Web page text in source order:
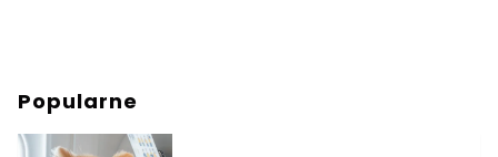
Popularne